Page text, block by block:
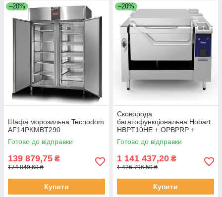
–20%
Шафа морозильна Tecnodom
AF14PKMBT290
Готово до відправки
139 879,75 ₴
174 849,69 ₴
Купити
–20%
Сковорода
багатофункціональна Hobart
HBPT10HE + OPBPRP +
ACSC
Готово до відправки
1 141 437,20 ₴
1 426 796,50 ₴
Купити